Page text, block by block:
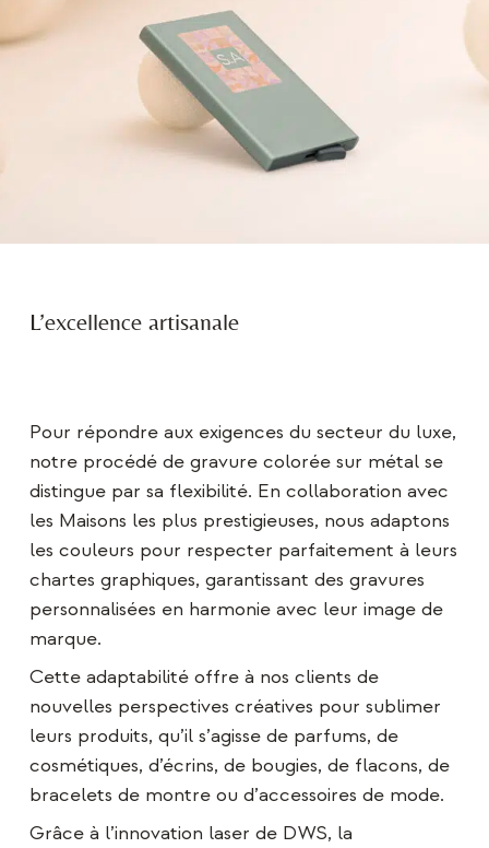
L’excellence artisanale
Pour répondre aux exigences du secteur du luxe,
notre procédé de gravure colorée sur métal se
distingue par sa flexibilité. En collaboration avec
les Maisons les plus prestigieuses, nous adaptons
les couleurs pour respecter parfaitement à leurs
chartes graphiques, garantissant des gravures
personnalisées en harmonie avec leur image de
marque.
Cette adaptabilité offre à nos clients de
nouvelles perspectives créatives pour sublimer
leurs produits, qu’il s’agisse de parfums, de
cosmétiques, d’écrins, de bougies, de flacons, de
bracelets de montre ou d’accessoires de mode.
Grâce à l’innovation laser de DWS, la